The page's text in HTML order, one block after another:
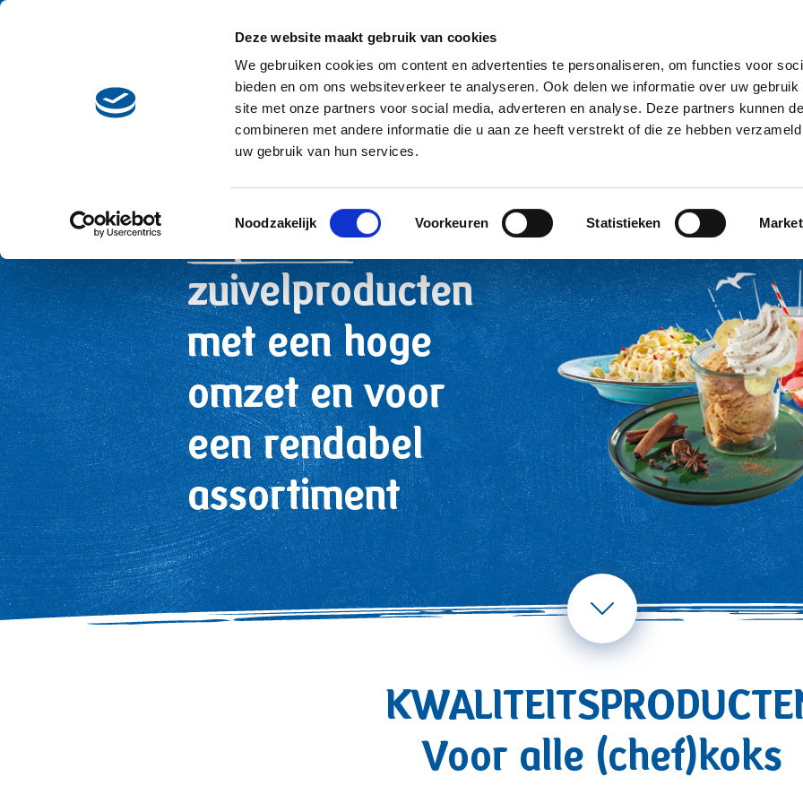
Deze website maakt gebruik van cookies
We gebruiken cookies om content en advertenties te personaliseren, om functies voor
bieden en om ons websiteverkeer te analyseren. Ook delen we informatie over uw gebruik
site met onze partners voor social media, adverteren en analyse. Deze partners kunnen
combineren met andere informatie die u aan ze heeft verstrekt of die ze hebben
uw gebruik van hun services.
Toestemmingsselectie
Noodzakelijk Voorkeuren Statistieken
Recepten Producten
Voor onze handelspartners
Populaire
zuivelproducten
met een hoge
omzet en voor
een rendabel
assortiment
Voor alle (chef)koks